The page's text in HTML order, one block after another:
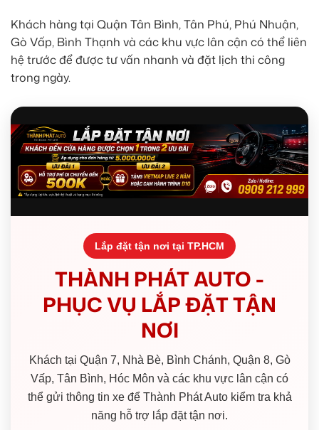
Khách hàng tại Quận Tân Bình, Tân Phú, Phú Nhuận,
Gò Vấp, Bình Thạnh và các khu vực lân cận có thể liên
hệ trước để được tư vấn nhanh và đặt lịch thi công
trong ngày.
Lắp đặt tận nơi tại TP.HCM
THÀNH PHÁT AUTO -
PHỤC VỤ LẮP ĐẶT TẬN
NƠI
Khách tại Quận 7, Nhà Bè, Bình Chánh, Quận 8, Gò
Vấp, Tân Bình, Hóc Môn và các khu vực lân cận có
thể gửi thông tin xe để Thành Phát Auto kiểm tra khả
năng hỗ trợ lắp đặt tận nơi.